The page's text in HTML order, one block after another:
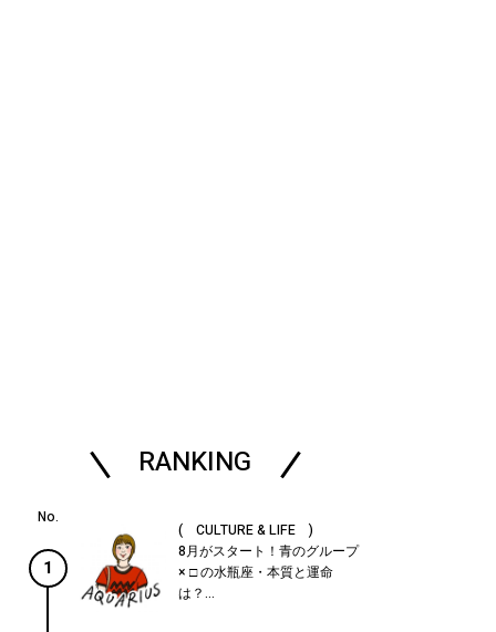
RANKING
1
( CULTURE & LIFE )
8月がスタート！青のグループ
× □ の水瓶座・本質と運命
は？...